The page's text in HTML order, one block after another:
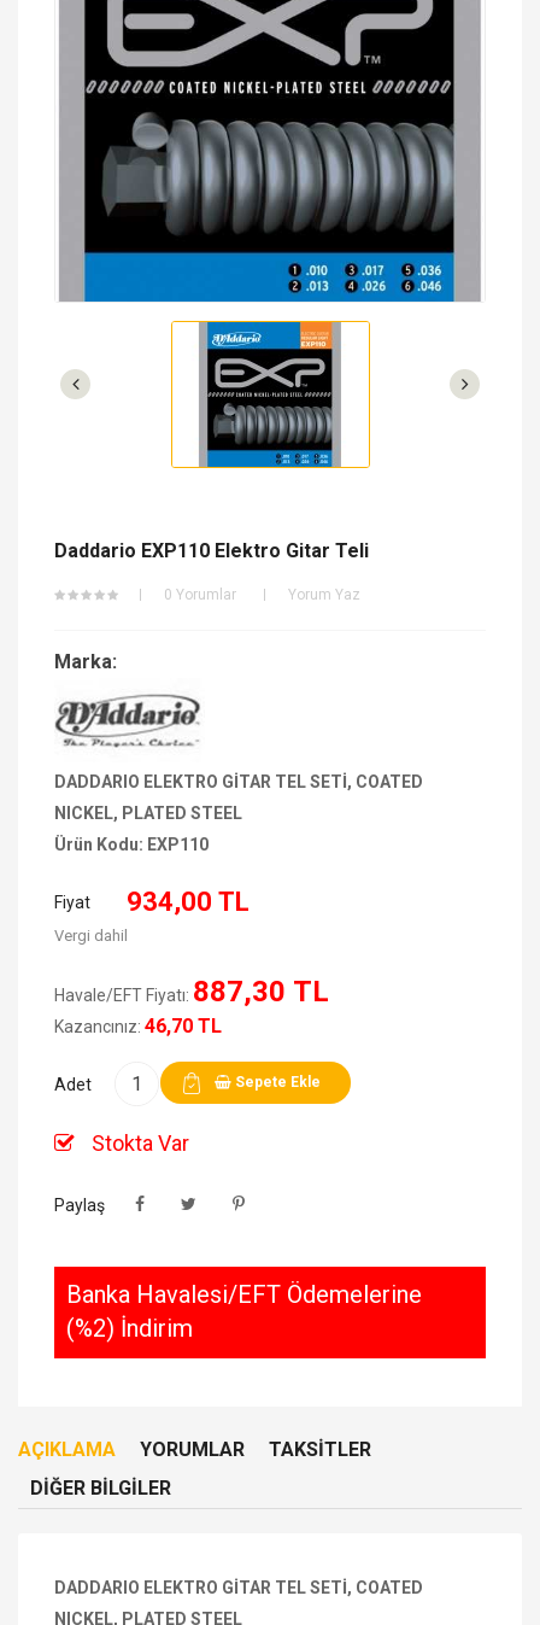
Daddario EXP110 Elektro Gitar Teli
0 Yorumlar Yorum Yaz
Marka:
DADDARIO ELEKTRO GİTAR TEL SETİ, COATED
NICKEL, PLATED STEEL
Ürün Kodu: EXP110
Fiyat 934,00 TL
Vergi dahil
Havale/EFT Fiyatı: 887,30 TL
Kazancınız: 46,70 TL
Adet Sepete Ekle
Stokta Var
Paylaş
Banka Havalesi/EFT Ödemelerine
(%2) İndirim
AÇIKLAMA YORUMLAR
TAKSITLER
DIĞER BILGILER
DADDARIO ELEKTRO GİTAR TEL SETİ, COATED
NICKEL, PLATED STEEL